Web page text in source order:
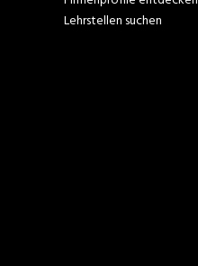
Lehrstellen suchen